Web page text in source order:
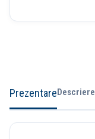
PrezentareDescriere